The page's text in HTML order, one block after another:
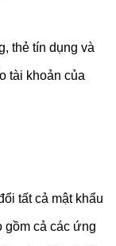
thẻ tín dụng và
tài khoản của
tất cả mật khẩu
gồm cả các ứng